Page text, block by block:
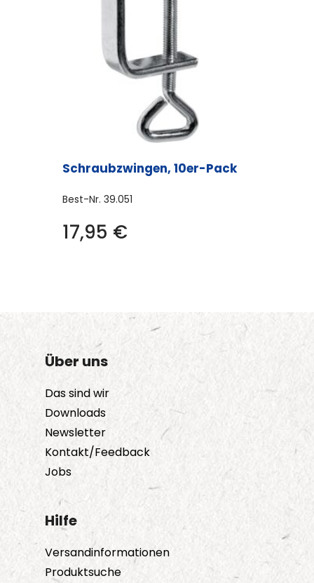
Schraubzwingen, 10er-Pack
Best-Nr. 39.051
17,95 €
Über uns
Das sind wir
Downloads
Newsletter
Kontakt/Feedback
Jobs
Hilfe
Versandinformationen
Produktsuche